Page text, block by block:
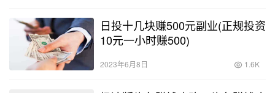
日投十几块赚500元副业(正规投资
10元一小时赚500)
2023年6月8日 1.6K